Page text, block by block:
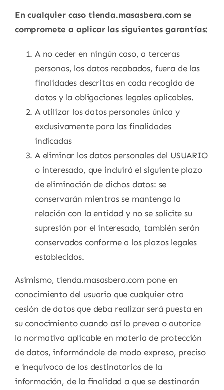
En cualquier caso tienda.masasbera.com se
compromete a aplicar las siguientes garantías:
A no ceder en ningún caso, a terceras
personas, los datos recabados, fuera de las
finalidades descritas en cada recogida de
datos y la obligaciones legales aplicables.
A utilizar los datos personales única y
exclusivamente para las finalidades
indicadas
A eliminar los datos personales del USUARIO
o interesado, que incluirá el siguiente plazo
de eliminación de dichos datos: se
conservarán mientras se mantenga la
relación con la entidad y no se solicite su
supresión por el interesado, también serán
conservados conforme a los plazos legales
establecidos.
Asimismo, tienda.masasbera.com pone en
conocimiento del usuario que cualquier otra
cesión de datos que deba realizar será puesta en
su conocimiento cuando así lo prevea o autorice
la normativa aplicable en materia de protección
de datos, informándole de modo expreso, preciso
e inequívoco de los destinatarios de la
información, de la finalidad a que se destinarán